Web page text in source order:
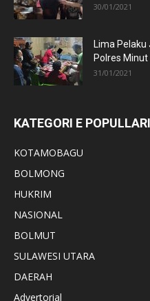
30/01/2021
Lima
Polres Minut
31/01/2021
KATEGORI E
KOTAMOBAGU
BOLMONG
HUKRIM
NASIONAL
BOLMUT
SULAWESI UTARA
DAERAH
Advertorial